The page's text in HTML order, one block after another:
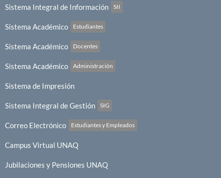
Sistema Integral de Información SII
Sistema Académico Estudiantes
Sistema Académico Docentes
Sistema Académico Administración
Sistema de Impresión
Sistema Integral de Gestión SIG
Correo Electrónico Estudiantes y Empleados
Campus Virtual UNAQ
Jubilaciones y Pensiones UNAQ